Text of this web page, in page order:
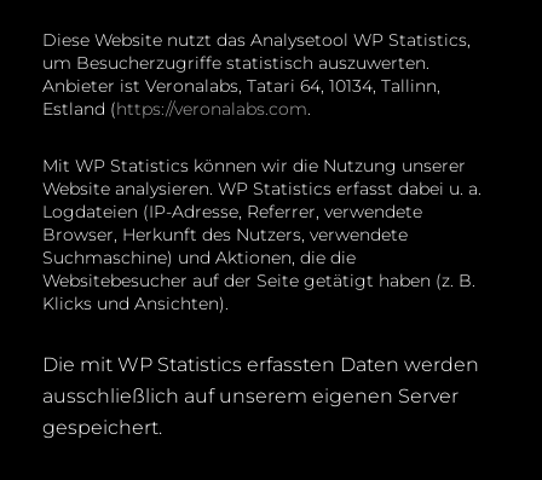
Diese Website nutzt das Analysetool WP Statistics,
um Besucherzugriffe statistisch auszuwerten.
Anbieter ist Veronalabs, Tatari 64, 10134, Tallinn,
Estland (https://veronalabs.com.
Mit WP Statistics können wir die Nutzung unserer
Website analysieren. WP Statistics erfasst dabei u. a.
Logdateien (IP-Adresse, Referrer, verwendete
Browser, Herkunft des Nutzers, verwendete
Suchmaschine) und Aktionen, die die
Websitebesucher auf der Seite getätigt haben (z. B.
Klicks und Ansichten).
Die mit WP Statistics erfassten Daten werden
ausschließlich auf unserem eigenen Server
gespeichert.